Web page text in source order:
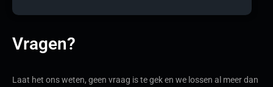
Vragen?
Laat het ons weten, geen vraag is te gek en we lossen al meer dan